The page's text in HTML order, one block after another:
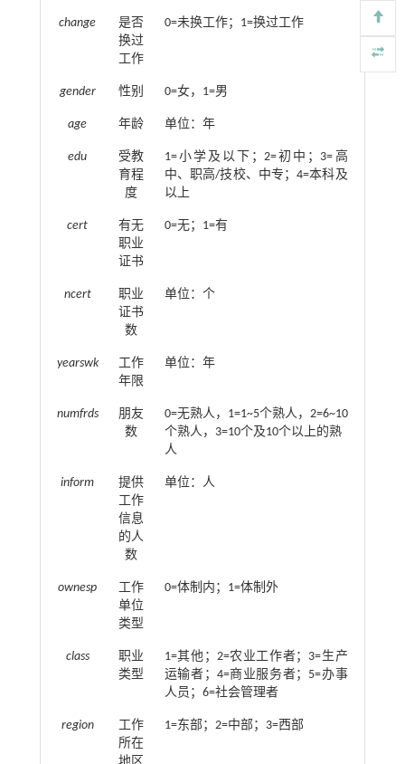
change
是否
换过
工作
0=未换工作；1=换过工作
gender 性别 0=女，1=男
age 年龄 单位：年
edu
受教
育程
度
1=小学及以下；2=初中；3=高
中、职高/技校、中专；4=本科及
以上
cert
有无
职业
证书
0=无；1=有
ncert
职业
证书
数
单位：个
yearswk
工作
年限
单位：年
numfrds
朋友
数
0=无熟人，1=1~5个熟人，2=6~10
个熟人，3=10个及10个以上的熟
人
inform
提供
工作
信息
的人
数
单位：人
ownesp
工作
单位
类型
0=体制内；1=体制外
class
职业
类型
1=其他；2=农业工作者；3=生产
运输者；4=商业服务者；5=办事
人员；6=社会管理者
region
工作
所在
1=东部；2=中部；3=西部